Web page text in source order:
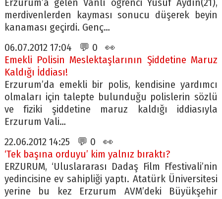
Erzurum’a gelen Vanlı öğrenci Yusuf Aydın(21),
merdivenlerden kayması sonucu düşerek beyin
kanaması geçirdi. Genç…
06.07.2012 17:04 💬 0 👀
Emekli Polisin Meslektaşlarının Şiddetine Maruz
Kaldığı İddiası!
Erzurum’da emekli bir polis, kendisine yardımcı
olmaları için talepte bulunduğu polislerin sözlü
ve fiziki şiddetine maruz kaldığı iddiasıyla
Erzurum Vali…
22.06.2012 14:25 💬 0 👀
‘Tek başına orduyu’ kim yalnız bıraktı?
ERZURUM, ‘Uluslararası Dadaş Film Ffestivali’nin
yedincisine ev sahipliği yaptı. Atatürk Üniversitesi
yerine bu kez Erzurum AVM’deki Büyükşehir